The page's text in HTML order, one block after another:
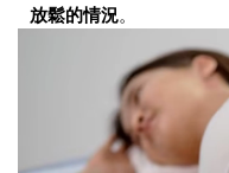
放鬆的情況。